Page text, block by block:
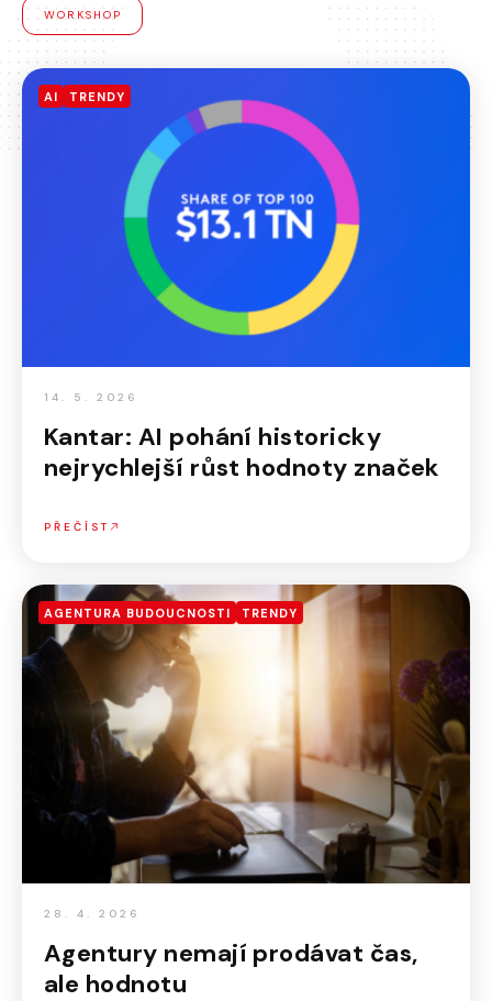
WORKSHOP
AI TRENDY
14. 5. 2026
Kantar: AI pohání historicky
nejrychlejší růst hodnoty značek
PŘEČÍST
AGENTURA BUDOUCNOSTI TRENDY
28. 4. 2026
Agentury nemají prodávat čas,
ale hodnotu